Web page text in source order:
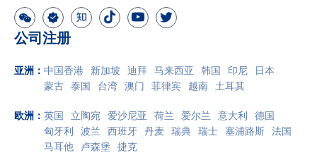
公司注册
亚洲 ： 中国香港 新加坡 迪拜 马来西亚 韩国 印尼
日本
蒙古 泰国 台湾 澳门 菲律宾 越南 土耳其
欧洲 ： 英国 立陶宛 爱沙尼亚 荷兰 爱尔兰 意大利
德国
匈牙利
波兰 西班牙 丹麦 瑞典 瑞士 塞浦路斯 法国
马耳他
卢森堡 捷克